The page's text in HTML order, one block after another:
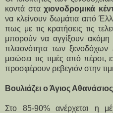
κοντά σταχιονοδρομικά
να κλείνουν δωμάτια από
πως με τις κρατήσεις τις
μπορούν να αγγίξουν
πλειονότητα των ξενοδόχων
μειώσει τις τιμές από
προσφέρουν ρεβεγιόν στην
Βουλιάζει ο Άγιος Αθανάσιος
Στο 85-90% ανέρχεται η